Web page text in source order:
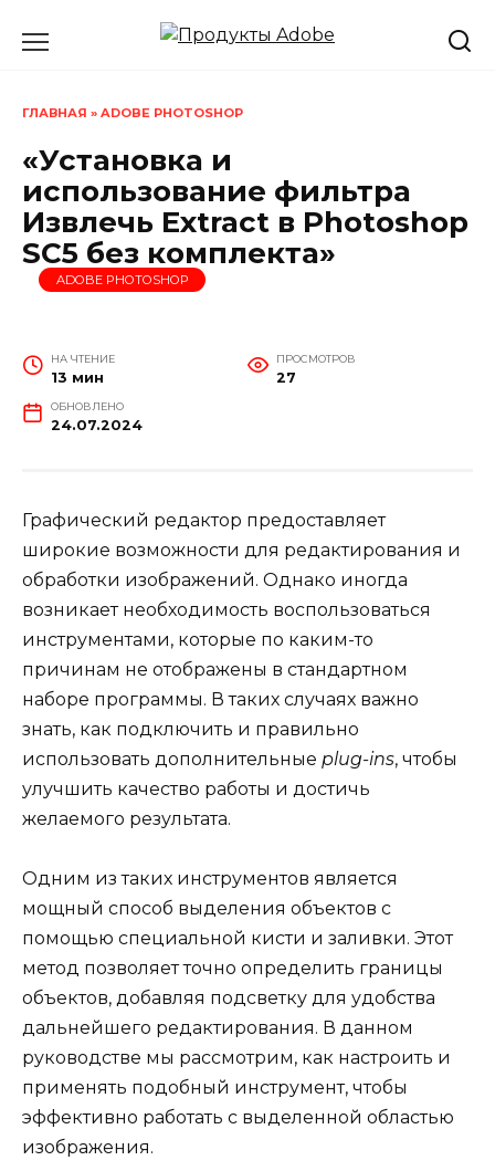
ГЛАВНАЯ » ADOBE PHOTOSHOP
«Установка и
использование фильтра
Извлечь Extract в Photoshop
SC5 без комплекта»
ADOBE PHOTOSHOP
НА ЧТЕНИЕ
13 мин
ПРОСМОТРОВ
27
ОБНОВЛЕНО
24.07.2024
Графический редактор предоставляет
широкие возможности для редактирования и
обработки изображений. Однако иногда
возникает необходимость воспользоваться
инструментами, которые по каким-то
причинам не отображены в стандартном
наборе программы. В таких случаях важно
знать, как подключить и правильно
использовать дополнительные plug-ins, чтобы
улучшить качество работы и достичь
желаемого результата.
Одним из таких инструментов является
мощный способ выделения объектов с
помощью специальной кисти и заливки. Этот
метод позволяет точно определить границы
объектов, добавляя подсветку для удобства
дальнейшего редактирования. В данном
руководстве мы рассмотрим, как настроить и
применять подобный инструмент, чтобы
эффективно работать с выделенной областью
изображения.